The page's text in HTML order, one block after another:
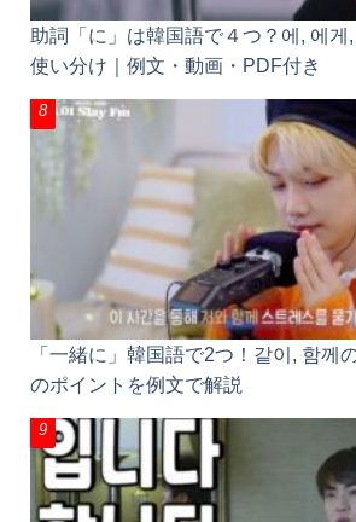
と使い分け｜例文・動画・PDF付き
「一緒に」韓国語で2つ！같이, 함께
けのポイントを例文で解説